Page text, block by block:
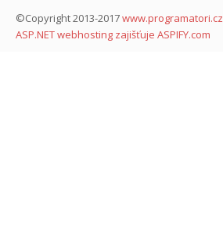
©Copyright 2013-2017www.programatori.cz
ASP.NET webhosting zajišťuje ASPIFY.com